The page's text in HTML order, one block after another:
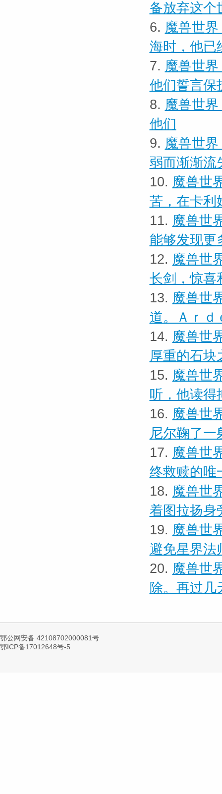
备放弃这个
6. 魔兽世
海时，他已
7. 魔兽世
他们誓言保
8. 魔兽世
他们
9. 魔兽世
弱而渐渐流
10. 魔兽世
苦，在卡利
11. 魔兽世
能够发现更
12. 魔兽世
长剑，惊喜
13. 魔兽世
道。Ａｒｄ
14. 魔兽世
厚重的石块
15. 魔兽世
听，他读得
16. 魔兽世
尼尔鞠了一
17. 魔兽世
终救赎的唯
18. 魔兽世
着图拉扬身
19. 魔兽世
避免星界法
20. 魔兽世
除。再过几
鄂公网安备 42108702000081号
鄂ICP备17012648号-5